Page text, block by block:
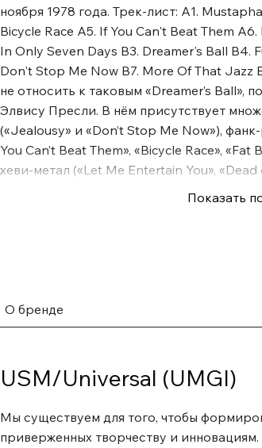
ноября 1978 года. Трек-лист: A1.
Bicycle Race A5. If You Can't Beat Them
In Only Seven Days B3. Dreamer's Ball B4.
Don't Stop Me Now B7. More Of That Jazz
не относить к таковым «Dreamer’s Ball»,
Элвису Пресли. В нём присутствует
(«Jealousy» и «Don’t Stop Me Now»),
You Can’t Beat Them», «Bicycle Race»,
хеви-метал («Let Me Entertain You»,
Дикона — на этот раз она называется «In
Показать
О бренде
USM/Universal (UMGI)
Мы существуем для того, чтобы
приверженных творчеству и